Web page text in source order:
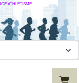
ATHLETISME